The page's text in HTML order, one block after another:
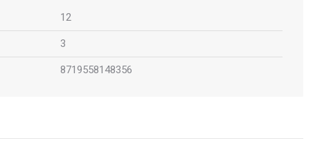
12
3
8719558148356